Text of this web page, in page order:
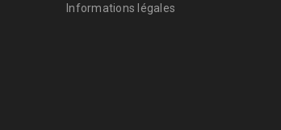
Informations légales